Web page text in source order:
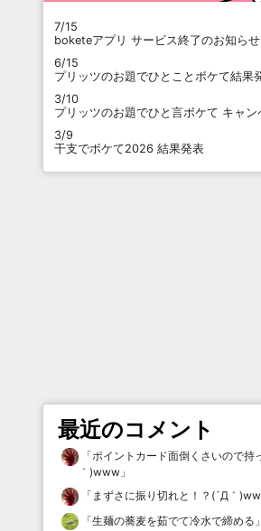
7/15
boketeアプリ サービス終了のお知らせ
6/15
プリッツのお題でひとことボケて結果
3/10
プリッツのお題でひと言ボケて キャン
3/9
干支でボケて2026 結果発表
最近のコメント
「ポイントカード面倒くさいので持
｀)www 」
「 まずさに振り切れと！？(´Д｀
「生麺の蕎麦を茹でて冷水で締める 」